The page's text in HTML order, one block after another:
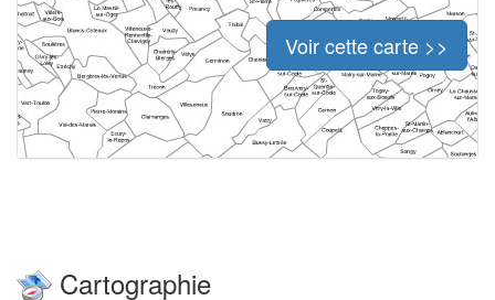
Voir cette carte >>
Cartographie